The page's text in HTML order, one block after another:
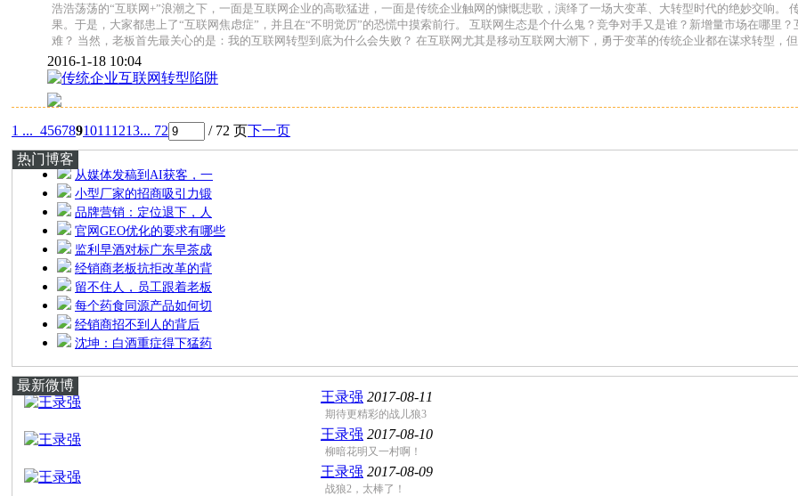
浩浩荡荡的“互联网+”浪潮之下，一面是互联网企业的高歌猛进，一面是传统企业触网的慷慨悲歌，演绎了一场大变革、大转型时代的绝妙交响
果。于是，大家都患上了“互联网焦虑症”，并且在“不明觉厉”的恐慌中摸索前行。 互联网生态是个什么鬼？竞争对手又是谁？新增量市场在哪里
难？ 当然，老板首先最关心的是：我的互联网转型到底为什么会失败？ 在互联网尤其是移动互联网大潮下，勇于变革的传统企业都在谋求转型，
2016-1-18 10:04
1 ... 4567891011 1213... 72 / 72 页下一页
热门博客
从媒体发稿到AI获客，一
小型厂家的招商吸引力锻
品牌营销：定位退下，人
官网GEO优化的要求有哪些
监利早酒对标广东早茶成
经销商老板抗拒改革的背
留不住人，员工跟着老板
每个药食同源产品如何切
经销商招不到人的背后
沈坤：白酒重症得下猛药
最新微博
王录强 2017-08-11
期待更精彩的战儿狼3
王录强 2017-08-10
柳暗花明又一村啊！
王录强 2017-08-09
战狼2，太棒了！